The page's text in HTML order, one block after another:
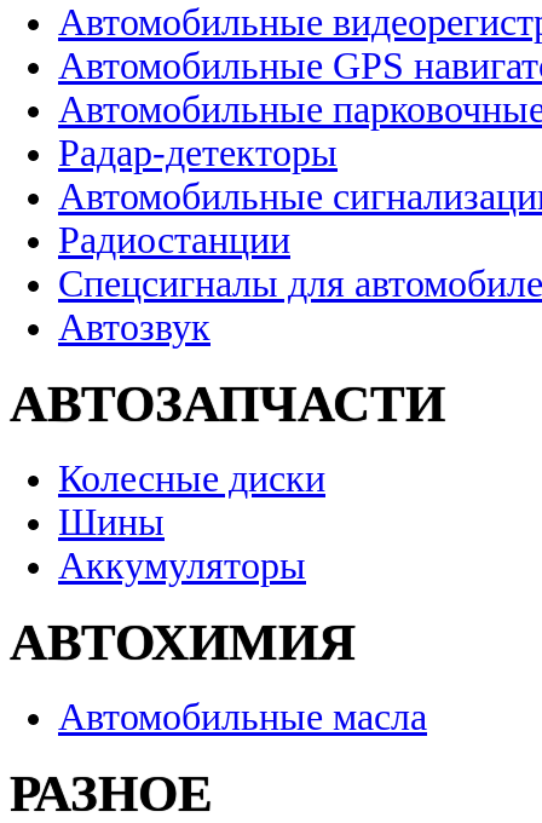
Автомобильные
Автомобильные GPS
Автомобильные
Радар-детекторы
Автомобильные
Радиостанции
Спецсигналы для
Автозвук
АВТОЗАПЧАСТИ
Колесные диски
Шины
Аккумуляторы
АВТОХИМИЯ
Автомобильные масла
РАЗНОЕ